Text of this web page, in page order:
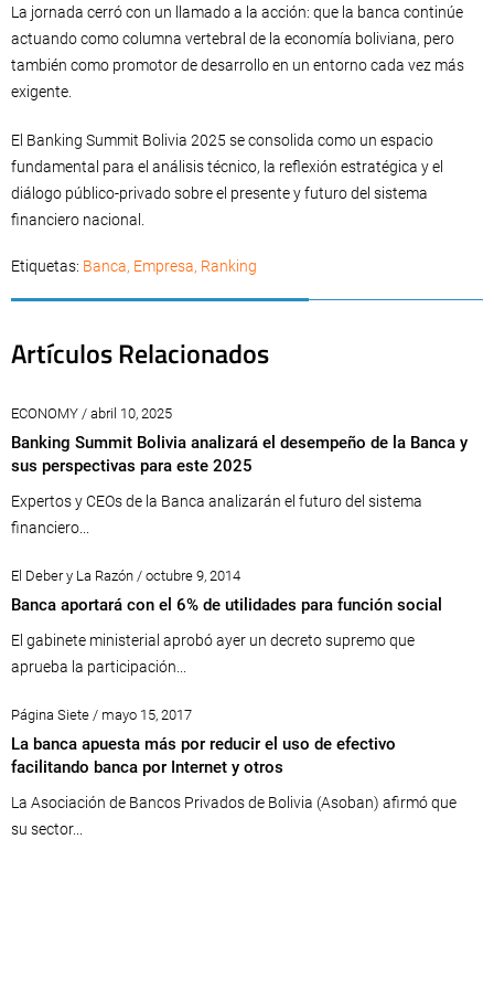
La jornada cerró con un llamado a la acción: que la banca continúe
actuando como columna vertebral de la economía boliviana, pero
también como promotor de desarrollo en un entorno cada vez más
exigente.
El Banking Summit Bolivia 2025 se consolida como un espacio
fundamental para el análisis técnico, la reflexión estratégica y el
diálogo público-privado sobre el presente y futuro del sistema
financiero nacional.
Etiquetas: Banca, Empresa, Ranking
Artículos Relacionados
ECONOMY / abril 10, 2025
Banking Summit Bolivia analizará el desempeño de la Banca y
sus perspectivas para este 2025
Expertos y CEOs de la Banca analizarán el futuro del sistema
financiero...
El Deber y La Razón / octubre 9, 2014
Banca aportará con el 6% de utilidades para función social
El gabinete ministerial aprobó ayer un decreto supremo que
aprueba la participación...
Página Siete / mayo 15, 2017
La banca apuesta más por reducir el uso de efectivo
facilitando banca por Internet y otros
La Asociación de Bancos Privados de Bolivia (Asoban) afirmó que
su sector...